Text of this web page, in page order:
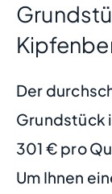
Der
Grundstück
301 € pro
Um Ihnen